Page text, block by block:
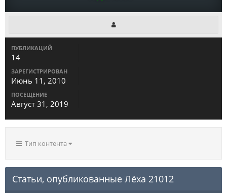
ПУБЛИКАЦИЙ
14
ЗАРЕГИСТРИРОВАН
Июнь 11, 2010
ПОСЕЩЕНИЕ
Август 31, 2019
Тип контента
Статьи, опубликованные Лёха 21012